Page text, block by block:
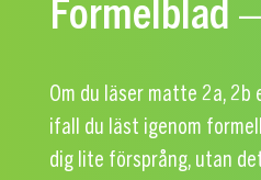
Om du läser matte 2a,
ifall du läst igenom
dig lite försprång, utan